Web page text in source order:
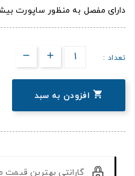
دارای مفصل به منظور ساپورت
تعداد :
 افزودن به سبد
گارانتی بهترین